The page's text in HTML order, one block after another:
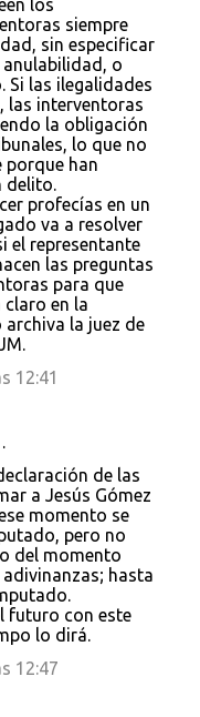
los
siempre
sin especificar
o
Si las ilegalidades
las interventoras
la obligación
lo que no
porque han
delito.
profecías en un
va a resolver
el representante
las preguntas
para que
claro en la
la juez de
12:41
de las
a Jesús Gómez
momento se
pero no
del momento
hasta
futuro con este
lo dirá.
12:47